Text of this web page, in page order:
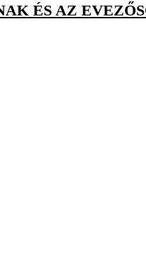
ÉS AZ